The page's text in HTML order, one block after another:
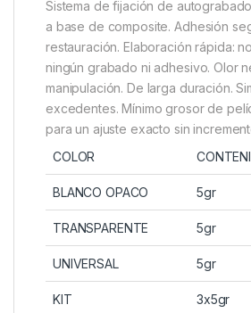
Sistema de fijación de
a base de composite. Adhesión
restauración. Elaboración rápida:
ningún grabado ni adhesivo. Olor
manipulación. De larga duración.
excedentes. Mínimo grosor de
para un ajuste exacto sin
COLOR
BLANCO OPACO 5gr
TRANSPARENTE 5gr
UNIVERSAL 5gr
KIT 3x5gr